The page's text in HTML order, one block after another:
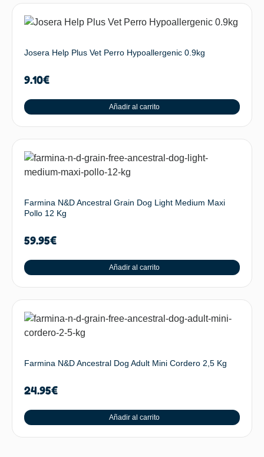
Josera Help Plus Vet Perro Hypoallergenic 0.9kg
9.10€
Añadir al carrito
Farmina N&D Ancestral Grain Dog Light Medium Maxi
Pollo 12 Kg
59.95€
Añadir al carrito
Farmina N&D Ancestral Dog Adult Mini Cordero 2,5 Kg
24.95€
Añadir al carrito